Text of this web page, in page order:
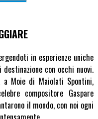
in esperienze uniche
con occhi nuovi.
Moie di Maiolati Spontini,
compositore Gaspare
il mondo, con noi ogni